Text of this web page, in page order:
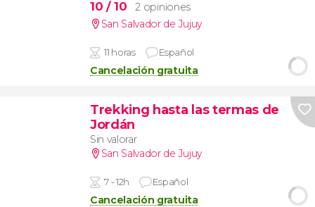
10 / 10
2 opiniones
San Salvador de Jujuy
11 horas Español
Cancelación gratuita
Trekking hasta las termas de
Jordán
Sin valorar
San Salvador de Jujuy
7 - 12h Español
Cancelación gratuita